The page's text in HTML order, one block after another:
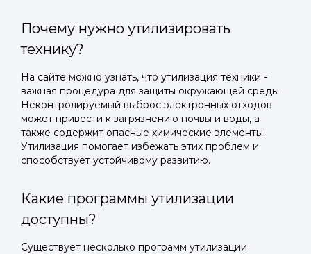
Почему нужно утилизировать
технику?
На сайте можно узнать, что утилизация техники -
важная процедура для защиты окружающей среды.
Неконтролируемый выброс электронных отходов
может привести к загрязнению почвы и воды, а
также содержит опасные химические элементы.
Утилизация помогает избежать этих проблем и
способствует устойчивому развитию.
Какие программы утилизации
доступны?
Существует несколько программ утилизации